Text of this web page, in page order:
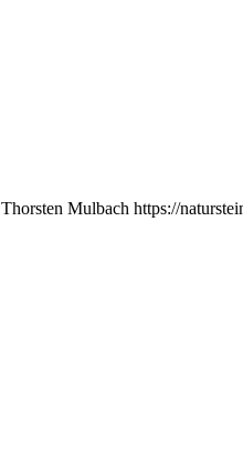
Thorsten Mulbach https://